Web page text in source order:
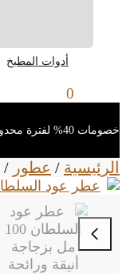
أدوات المطبخ
0
خصومات 40% لفترة محدوة وحتي نفاذ الكمية
الرئيسية / عطور /